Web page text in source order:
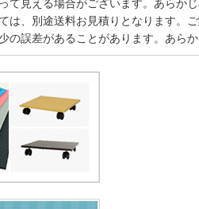
て見える場合がございます。あらかじ
は、別途送料お見積りとなります。
誤差があることがあります。あらか